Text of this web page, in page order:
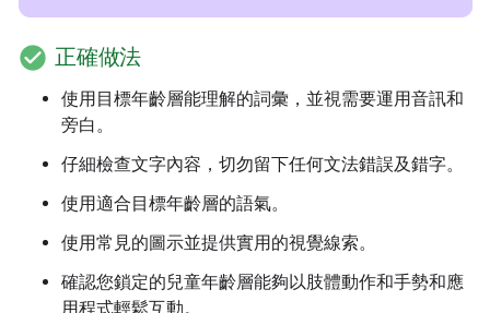
check_circle 正確做法
使用目標年齡層能理解的詞彙，並視需要運用音訊和
旁白。
仔細檢查文字內容，切勿留下任何文法錯誤及錯字。
使用適合目標年齡層的語氣。
使用常見的圖示並提供實用的視覺線索。
確認您鎖定的兒童年齡層能夠以肢體動作和手勢和應